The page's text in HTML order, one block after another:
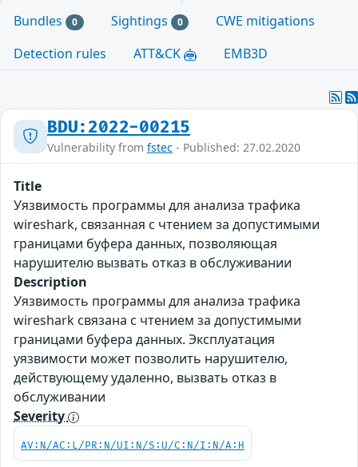
Bundles 0 Sightings 0
CWE mitigations
Detection rules
ATT&CK EMB3D
BDU:2022-00215
Vulnerability from fstec - Published: 27.02.2020
Title
Уязвимость программы для анализа трафика
wireshark, связанная с чтением за допустимыми
границами буфера данных, позволяющая
нарушителю вызвать отказ в обслуживании
Description
Уязвимость программы для анализа трафика
wireshark связана с чтением за допустимыми
границами буфера данных. Эксплуатация
уязвимости может позволить нарушителю,
действующему удаленно, вызвать отказ в
обслуживании
Severity
AV:N/AC:L/PR:N/UI:N/S:U/C:N/I:N/A:H